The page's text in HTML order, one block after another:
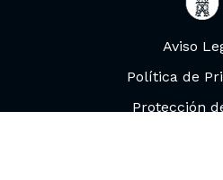
Aviso
Política de
Protección